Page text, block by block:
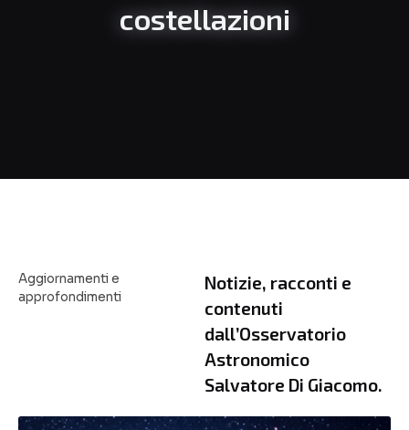
costellazioni
Aggiornamenti e
approfondimenti
Notizie, racconti e
contenuti
dall’Osservatorio
Astronomico
Salvatore Di Giacomo.